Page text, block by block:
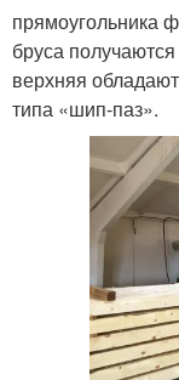
прямоугольника
бруса
верхняя
типа «шип-паз».